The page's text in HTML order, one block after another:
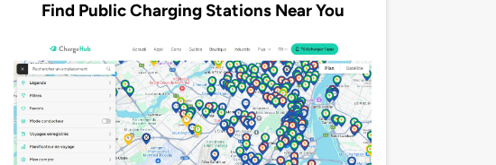
Find Public Charging Stations Near You